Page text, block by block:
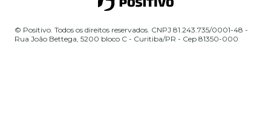
© Positivo. Todos os direitos reservados. CNPJ 81.243.735/0001-48 -
Rua João Bettega, 5200 bloco C - Curitiba/PR - Cep 81350-000